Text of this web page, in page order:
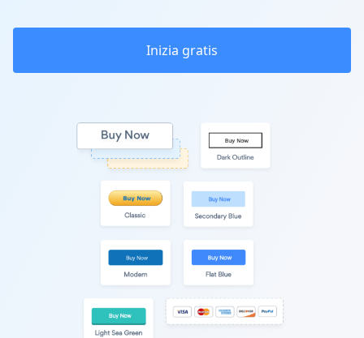
Inizia gratis